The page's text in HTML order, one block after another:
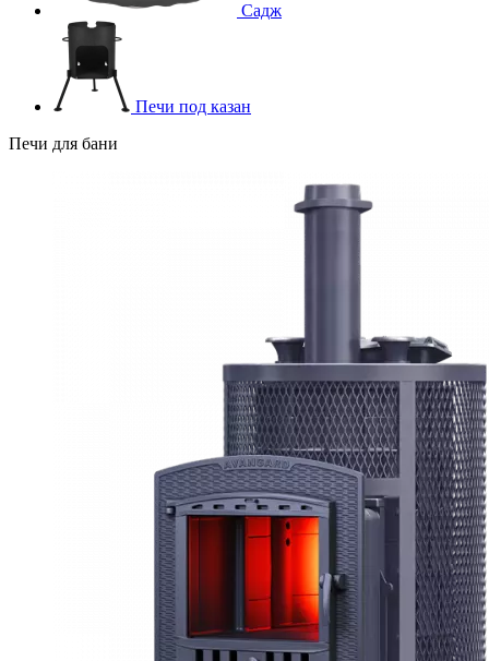
Садж
Печи под казан
Печи для бани